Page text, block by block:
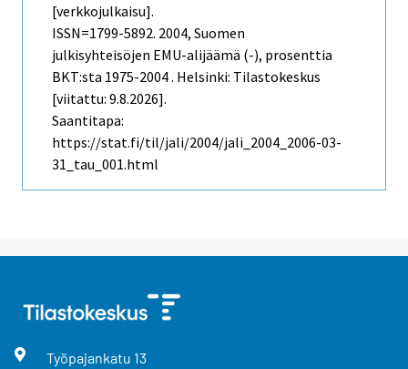
[verkkojulkaisu].
ISSN=1799-5892. 2004, Suomen
julkisyhteisöjen EMU-alijäämä (-), prosenttia
BKT:sta 1975-2004 . Helsinki: Tilastokeskus
[viitattu: 9.8.2026].
Saantitapa:
https://stat.fi/til/jali/2004/jali_2004_2006-03-
31_tau_001.html
Työpajankatu 13